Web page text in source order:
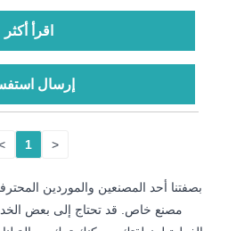
اقرأ أكثر
إرسال
<
1
بصفتنا أحد المصنعين والموردين
مصنع خاص. قد تحتاج إلى بعض